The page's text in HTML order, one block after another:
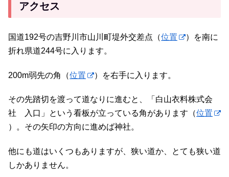
アクセス
国道192号の吉野川市山川町堤外交差点（位置
）を南に
折れ県道244号に入ります。
200m弱先の角（位置 ）を右手に入ります。
その先踏切を渡って道なりに進むと、「白山衣料株式会
社 入口」という看板が立っている角があります（位置
）。その矢印の方向に進めば神社。
他にも道はいくつもありますが、狭い道か、とても狭い道
しかありません。